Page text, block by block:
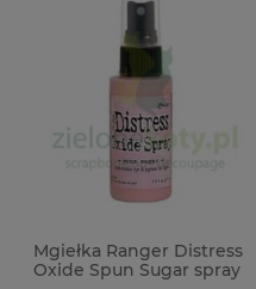
Mgiełka Ranger Distress
Oxide Spun Sugar spray